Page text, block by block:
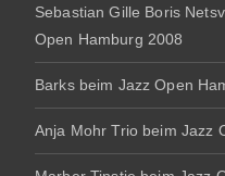
Sebastian Gille Boris
Open Hamburg 2008
Barks beim Jazz Open
Anja Mohr Trio beim Jazz